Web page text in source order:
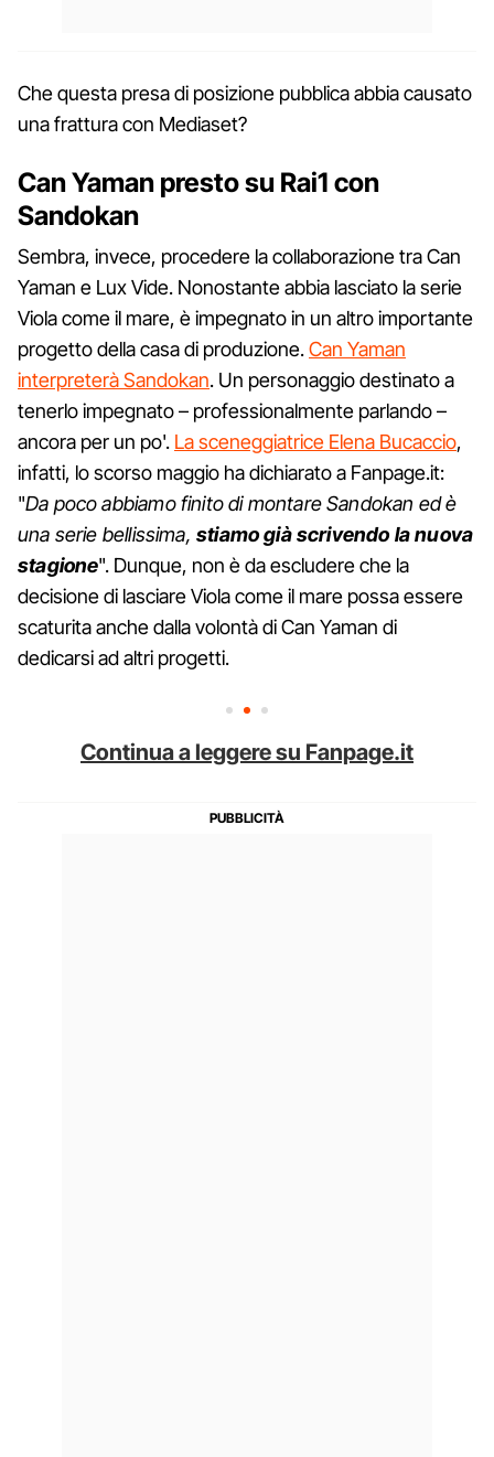
Che questa presa di posizione pubblica abbia causato
una frattura con Mediaset?
Can Yaman presto su Rai1 con
Sandokan
Sembra, invece, procedere la collaborazione tra Can
Yaman e Lux Vide. Nonostante abbia lasciato la serie
Viola come il mare, è impegnato in un altro importante
progetto della casa di produzione.Can Yaman
interpreterà Sandokan. Un personaggio destinato a
tenerlo impegnato – professionalmente parlando –
ancora per un po'. La sceneggiatrice Elena Bucaccio,
infatti, lo scorso maggio ha dichiarato a Fanpage.it:
"Da poco abbiamo finito di montare Sandokan ed è
una serie bellissima, stiamo già scrivendo la nuova
stagione". Dunque, non è da escludere che la
decisione di lasciare Viola come il mare possa essere
scaturita anche dalla volontà di Can Yaman di
dedicarsi ad altri progetti.
Continua a leggere su Fanpage.it